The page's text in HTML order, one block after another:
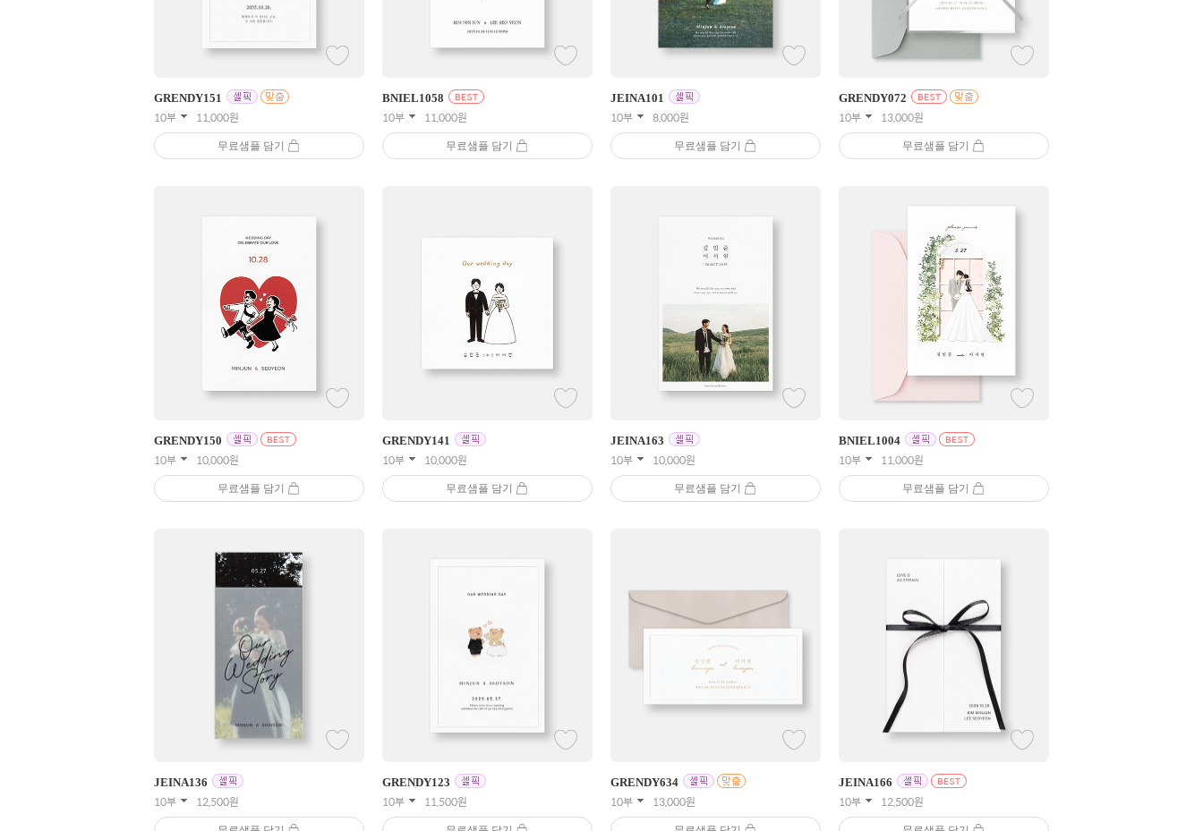
GRENDY151
10부 11,000원
무료샘플 담기
BNIEL1058
10부 11,000원
무료샘플 담기
JEINA101
10부 8,000원
무료샘플 담기
GRENDY072
10부 13,000원
무료샘플 담기
GRENDY150
10부 10,000원
무료샘플 담기
GRENDY141
10부 10,000원
무료샘플 담기
JEINA163
10부 10,000원
무료샘플 담기
BNIEL1004
10부 11,000원
무료샘플 담기
JEINA136
10부 12,500원
GRENDY123
10부 11,500원
GRENDY634
10부 13,000원
JEINA166
10부 12,500원